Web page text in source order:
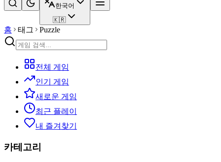
한국어
🇰🇷
홈 태그 Puzzle
전체 게임
인기 게임
새로운 게임
최근 플레이
내 즐겨찾기
카테고리